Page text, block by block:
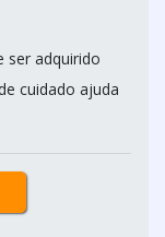
ser adquirido
cuidado ajuda